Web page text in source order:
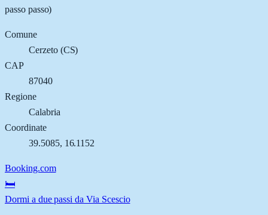
passo passo)
Comune
Cerzeto(CS)
CAP
87040
Regione
Calabria
Coordinate
39.5085, 16.1152
Booking.com
🛏️
Dormi a due passi da Via Scescio